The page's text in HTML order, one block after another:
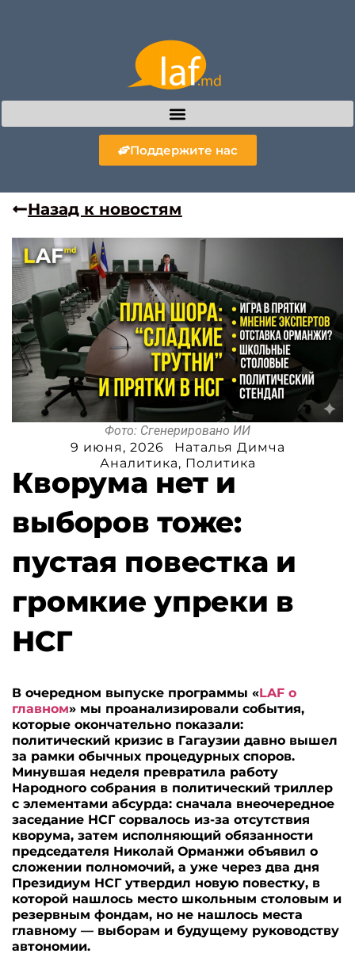
Поддержите нас
Назад к новостям
Фото: Сгенерировано ИИ
9 июня, 2026
Наталья Димча
Аналитика, Политика
Кворума нет и
выборов тоже:
пустая повестка и
громкие упреки в
НСГ
В очередном выпуске программы «LAF о
главном» мы проанализировали события,
которые окончательно показали:
политический кризис в Гагаузии давно вышел
за рамки обычных процедурных споров.
Минувшая неделя превратила работу
Народного собрания в политический триллер
с элементами абсурда: сначала внеочередное
заседание НСГ сорвалось из-за отсутствия
кворума, затем исполняющий обязанности
председателя Николай Орманжи объявил о
сложении полномочий, а уже через два дня
Президиум НСГ утвердил новую повестку, в
которой нашлось место школьным столовым и
резервным фондам, но не нашлось места
главному — выборам и будущему руководству
автономии.